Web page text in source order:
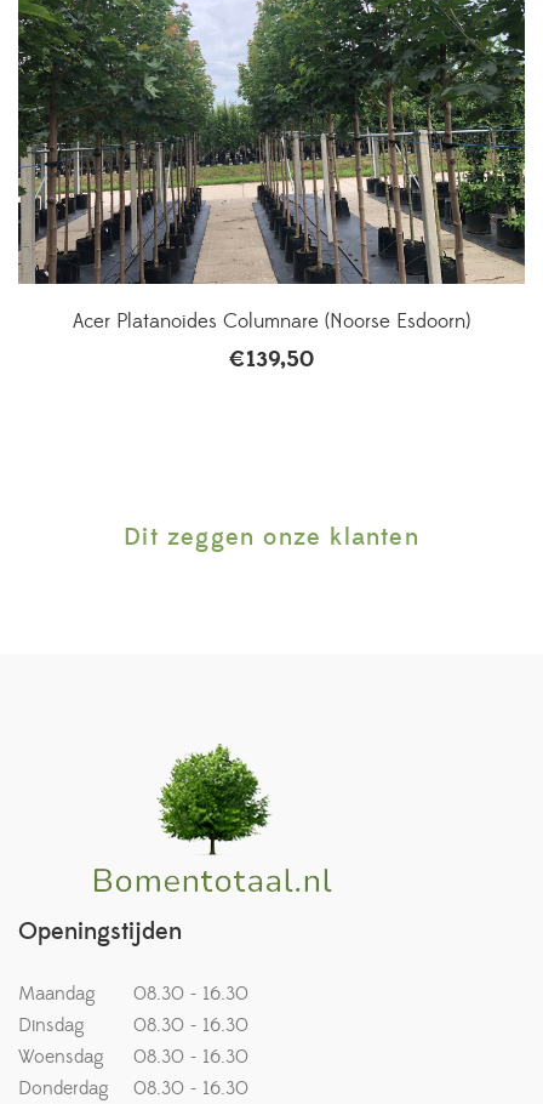
Acer Platanoides Columnare (Noorse Esdoorn)
€139,50
Dit zeggen onze klanten
Openingstijden
Maandag
08.30 - 16.30
Dinsdag
08.30 - 16.30
Woensdag
08.30 - 16.30
Donderdag
08.30 - 16.30